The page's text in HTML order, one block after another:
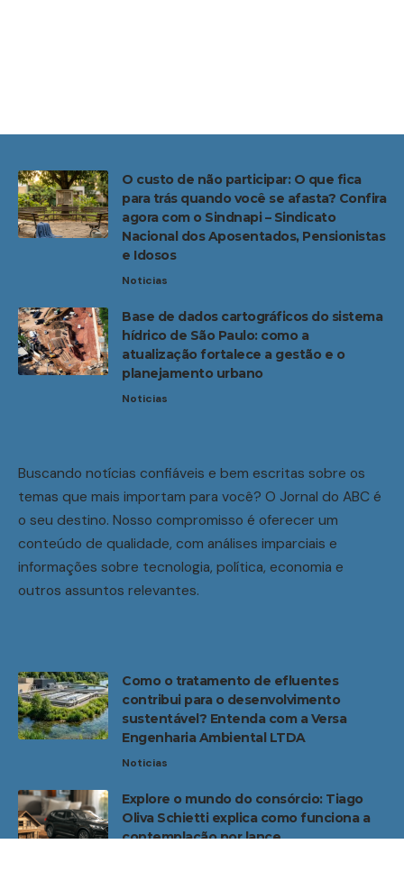
O custo de não participar: O que fica
para trás quando você se afasta? Confira
agora com o Sindnapi – Sindicato
Nacional dos Aposentados, Pensionistas
e Idosos
Noticias
Base de dados cartográficos do sistema
hídrico de São Paulo: como a
atualização fortalece a gestão e o
planejamento urbano
Noticias
Buscando notícias confiáveis e bem escritas sobre os
temas que mais importam para você? O Jornal do ABC é
o seu destino. Nosso compromisso é oferecer um
conteúdo de qualidade, com análises imparciais e
informações sobre tecnologia, política, economia e
outros assuntos relevantes.
Como o tratamento de efluentes
contribui para o desenvolvimento
sustentável? Entenda com a Versa
Engenharia Ambiental LTDA
Noticias
Explore o mundo do consórcio: Tiago
Oliva Schietti explica como funciona a
contemplação por lance